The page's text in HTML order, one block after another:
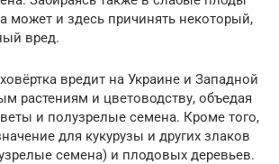
может и здесь причинять некоторый,
вред.
вредит на Украине и Западной
растениям и цветоводству, объедая
и полузрелые семена. Кроме того,
для кукурузы и других злаков
семена) и плодовых деревьев.